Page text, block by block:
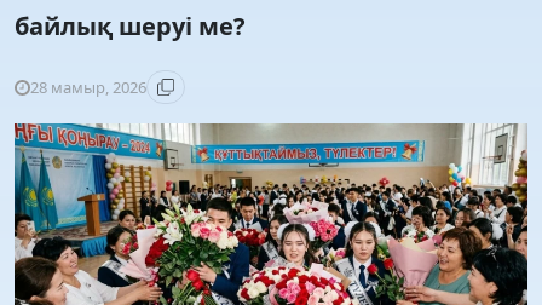
байлық шеруі ме?
28 мамыр, 2026